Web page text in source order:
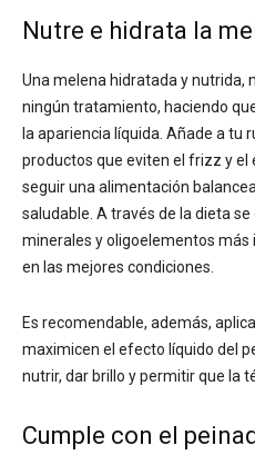
Nutre e hidrata la
Una melena hidratada y nutrida,
ningún tratamiento, haciendo
la apariencia líquida. Añade a tu
productos que eviten el frizz y el
seguir una alimentación
saludable. A través de la dieta
minerales y oligoelementos
en las mejores condiciones.
Es recomendable, además,
maximicen el efecto líquido del
nutrir, dar brillo y permitir que la
Cumple con el